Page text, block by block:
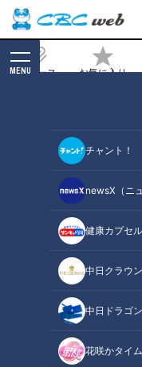
ニュース お気に入り
MENU
チャント！
newsX（ニ
健康カプセ
中日クラウ
中日ドラゴ
花咲かタイ
りの絶景写真
影に挑戦！
2023/05/09 11:16